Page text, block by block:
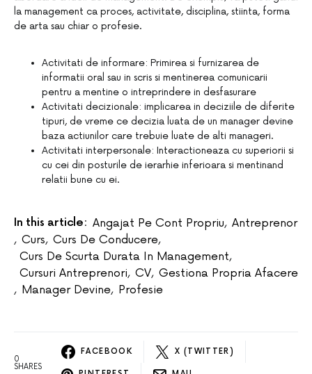
la management ca proces, activitate, disciplina, stiinta, forma
de arta sau chiar o profesie.
Activitati de informare: Primirea si furnizarea de
informatii oral sau in scris si mentinerea comunicarii
pentru a mentine o intreprindere in desfasurare
Activitati decizionale: implicarea in deciziile de diferite
tipuri, de vreme ce decizia luata de un manager devine
baza actiunilor care trebuie luate de alti manageri.
Activitati interpersonale: Interactioneaza cu superiorii si
cu cei din posturile de ierarhie inferioara si mentinand
relatii bune cu ei.
In this article: Angajat Pe Cont Propriu, Antreprenor
, Curs, Curs De Conducere,
Curs De Scurta Durata In Management,
Cursuri Antreprenori, CV, Gestiona Propria Afacere
, Manager Devine, Profesie
0
SHARES
FACEBOOK X (TWITTER)